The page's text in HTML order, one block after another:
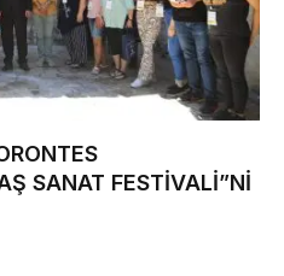
SANAT FESTİVALİ”Nİ